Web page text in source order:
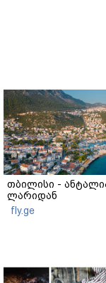
თბილისი -
ლარიდან
fly.ge